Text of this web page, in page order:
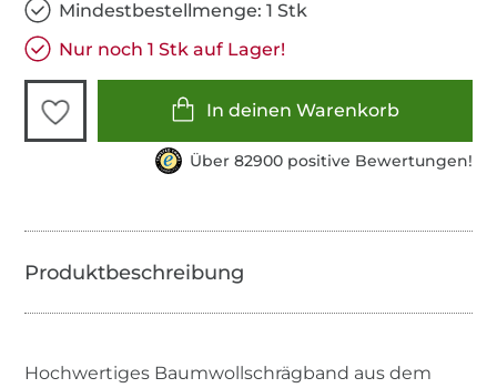
Mindestbestellmenge: 1 Stk
Nur noch 1 Stk auf Lager!
In deinen Warenkorb
Über 82900 positive Bewertungen!
Hochwertiges Baumwollschrägband aus dem